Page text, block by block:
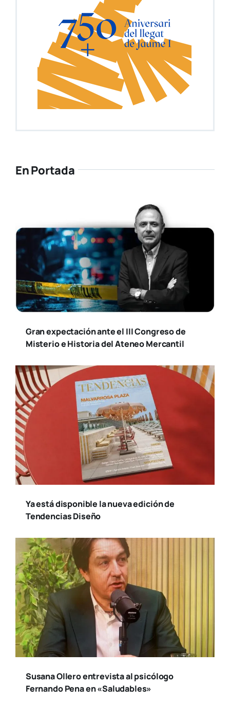
En Portada
Gran expectación ante el III Congreso de
Misterio e Historia del Ateneo Mercantil
Ya está disponible la nueva edición de
Tendencias Diseño
Susana Ollero entrevista al psicólogo
Fernando Pena en «Saludables»